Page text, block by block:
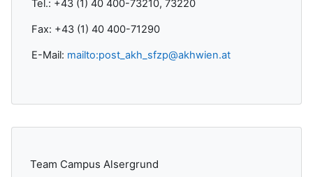
Tel.: +43 (1) 40 400-73210, 73220
Fax: +43 (1) 40 400-71290
E-Mail: mailto:post_akh_sfzp@akhwien.at
Ergänzungsblöcke
Team Campus Alsergrund